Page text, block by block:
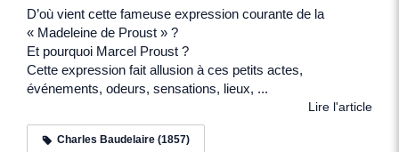
D’où vient cette fameuse expression courante de la
« Madeleine de Proust » ?
Et pourquoi Marcel Proust ?
Cette expression fait allusion à ces petits actes,
événements, odeurs, sensations, lieux, ...
Lire l'article
Charles Baudelaire (1857)